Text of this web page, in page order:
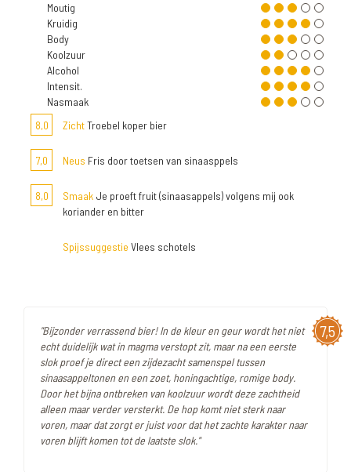
Moutig
Kruidig
Body
Koolzuur
Alcohol
Intensit.
Nasmaak
8,0
ZichtTroebel koper bier
7,0 Neus Fris door toetsen van sinaasppels
8,0 Smaak Je proeft fruit (sinaasappels) volgens mij ook
koriander en bitter
Spijssuggestie Vlees schotels
7,5
"Bijzonder verrassend bier! In de kleur en geur wordt het niet
echt duidelijk wat in magma verstopt zit, maar na een eerste
slok proef je direct een zijdezacht samenspel tussen
sinaasappeltonen en een zoet, honingachtige, romige body.
Door het bijna ontbreken van koolzuur wordt deze zachtheid
alleen maar verder versterkt. De hop komt niet sterk naar
voren, maar dat zorgt er juist voor dat het zachte karakter naar
voren blijft komen tot de laatste slok."